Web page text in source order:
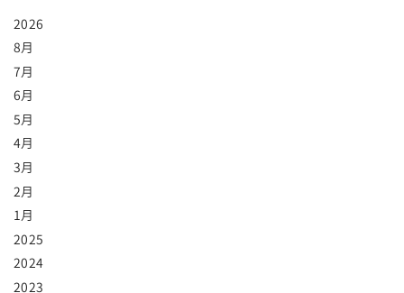
2026
8月
7月
6月
5月
4月
3月
2月
1月
2025
2024
2023